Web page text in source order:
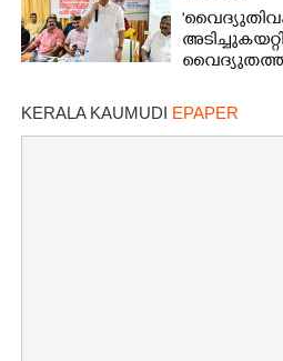
വിളിക്കുന്ന
KERALA KAUMUDI EPAPER
Copy Link